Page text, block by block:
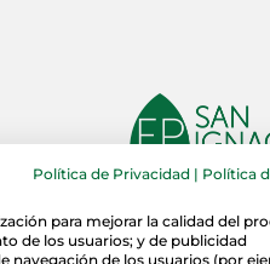
© 2021Grupo San
Política de Privacidad | Política
para mejorar la calidad del
de los usuarios; y de publicidad
navegación de los usuarios (por